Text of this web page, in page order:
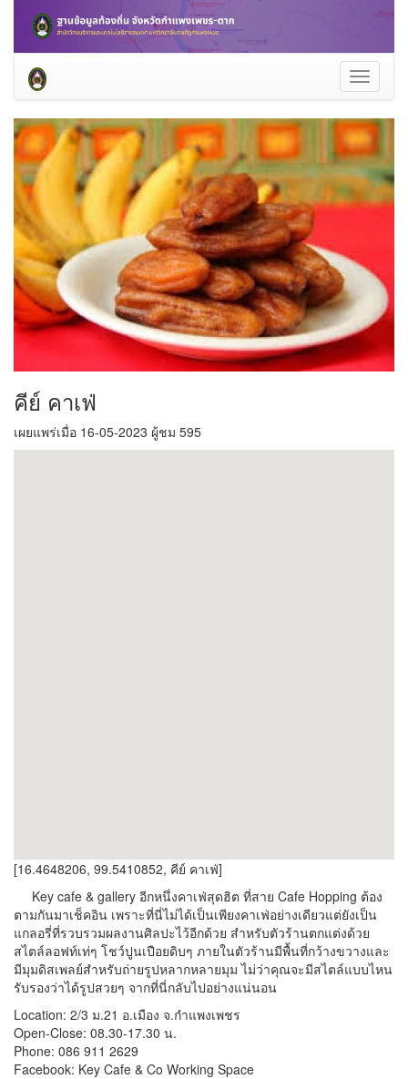
Toggle
คีย์ คาเฟ่
เผยแพร่เมื่อ 16-05-2023 ผู้ชม 595
[16.4648206, 99.5410852, คีย์ คาเฟ่]
Key cafe & gallery อีกหนึ่งคาเฟ่สุดฮิต ที่สาย Cafe Hopping ต้อง
ตามกันมาเช็คอิน เพราะที่นี่ไม่ได้เป็นเพียงคาเฟ่อย่างเดียวแต่ยังเป็น
แกลอรี่ที่รวบรวมผลงานศิลปะไว้อีกด้วย สำหรับตัวร้านตกแต่งด้วย
สไตล์ลอฟท์เท่ๆ โชว์ปูนเปือยดิบๆ ภายในตัวร้านมีพื้นที่กว้างขวางและ
มีมุมดิสเพลย์สำหรับถ่ายรูปหลากหลายมุม ไม่ว่าคุณจะมีสไตล์แบบไหน
รับรองว่าได้รูปสวยๆ จากที่นี่กลับไปอย่างแน่นอน
Location: 2/3 ม.21 อ.เมือง จ.กำแพงเพชร
Open-Close: 08.30-17.30 น.
Phone: 086 911 2629
Facebook: Key Cafe & Co Working Space